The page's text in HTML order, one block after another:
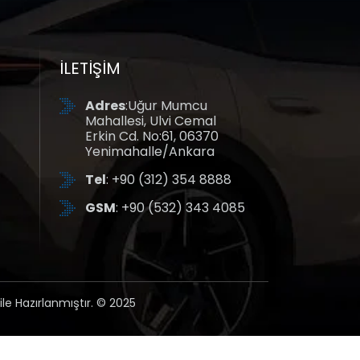
Elvan Otomotiv, aracınıza
İLETIŞIM
Adres:Uğur Mumcu
Mahallesi, Ulvi Cemal
Erkin Cd. No:61, 06370
Yenimahalle/Ankara
Tel: +90 (312) 354 8888
GSM: +90 (532) 343 4085
Hazırlanmıştır. © 2025